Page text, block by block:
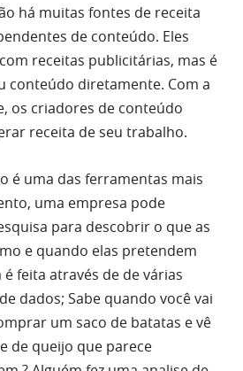
há muitas fontes de receita
de conteúdo. Eles
receitas publicitárias, mas é
conteúdo diretamente. Com a
os criadores de conteúdo
receita de seu trabalho.
é uma das ferramentas mais
uma empresa pode
para descobrir o que as
e quando elas pretendem
feita através de de várias
dados; Sabe quando você vai
um saco de batatas e vê
de queijo que parece